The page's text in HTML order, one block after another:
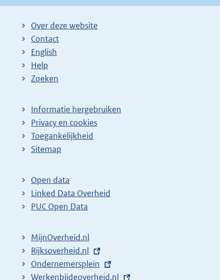
Over deze website
Contact
English
Help
Zoeken
Informatie hergebruiken
Privacy en cookies
Toegankelijkheid
Sitemap
Open data
Linked Data Overheid
PUC Open Data
MijnOverheid.nl
E
x
t
Rijksoverheid.nl
E
x
Ondernemersplein
E
Werkenbijdeoverheid.nl